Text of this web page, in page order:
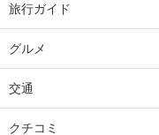
旅行ガイド
グルメ
交通
クチコミ